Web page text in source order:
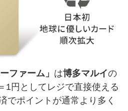
ファーム」 は博多マルイの
1円としてレジで直接使える
でポイントが通常より多く